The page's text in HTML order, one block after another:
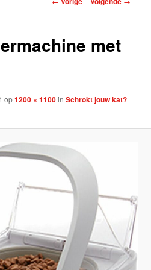
met
op1200 × 1100inSchrokt jouw kat?